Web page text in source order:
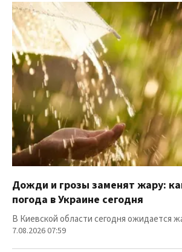
Дожди и грозы заменят жару:
погода в Украине сегодня
В Киевской области сегодня ожидается
7.08.2026 07:59